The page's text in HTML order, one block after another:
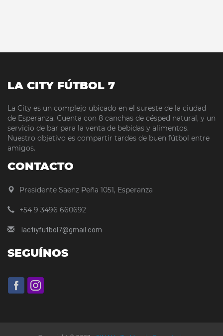
LA CITY FÚTBOL 7
La City es un complejo ubicado en el sureste de la ciudad
de Esperanza. Cuenta con 8 canchas de césped natural, y un
servicio de bar para la venta de bebidas y alimentos.
Nuestro objetivo es compartir tardes de buen fútbol entre
amigos.
CONTACTO
Presidente Saenz Peña 1051, Esperanza
+54 9 3496 660692
lactiyfutbol7@gmail.com
SEGUÍNOS